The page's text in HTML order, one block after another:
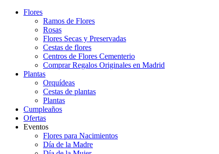
Flores
Ramos de Flores
Rosas
Flores Secas y Preservadas
Cestas de flores
Centros de Flores Cementerio
Comprar Regalos Originales en Madrid
Plantas
Orquídeas
Cestas de plantas
Plantas
Cumpleaños
Ofertas
Eventos
Flores para Nacimientos
Día de la Madre